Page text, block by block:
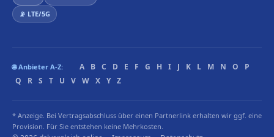
📡 LTE/5G
🌐 Anbieter A-Z: A B C D E F G H I J K L M N O
P
Q
R S T U V W X Y Z
* Anzeige. Bei Vertragsabschluss über einen Partnerlink erhalten wir ggf. eine
Provision. Für Sie entstehen keine Mehrkosten.